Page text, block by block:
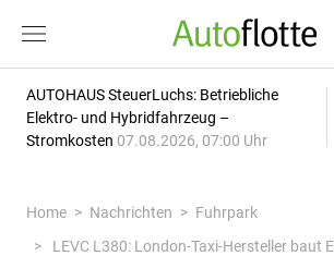
AUTOHAUS SteuerLuchs: Betriebliche
Elektro- und Hybridfahrzeug –
Stromkosten 07.08.2026, 07:00 Uhr
Home Nachrichten
Fuhrpark
LEVC L380: London-Taxi-Hersteller baut